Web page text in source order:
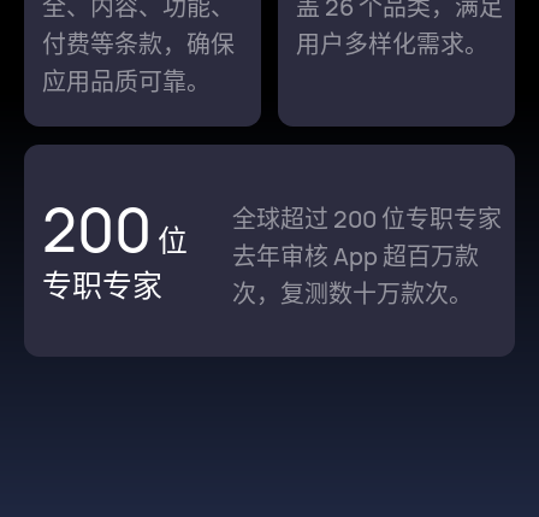
200 位
专职专家
全球超过 200 位专职专家
去⁠年审核 App 超百万款
次，复⁠测数十万款次。
付费等条款，确保
应用品⁠质可靠。
用户多⁠样化需求。